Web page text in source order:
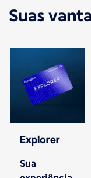
Suas
Explorer
Sua